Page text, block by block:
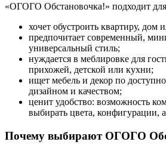
«ОГОГО Обстановочка!» подходит для
хочет обустроить квартиру, дом
предпочитает современный,
универсальный стиль;
нуждается в меблировке для
прихожей, детской или кухни;
ищет мебель и декор по
дизайном и качеством;
ценит удобство: возможность
выбирать цвета, конфигурации,
Почему выбирают ОГОГО